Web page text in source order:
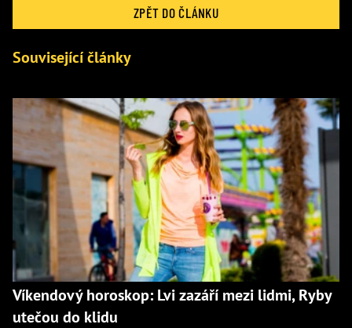
ZPĚT DO ČLÁNKU
Související články
Víkendový horoskop: Lvi zazáří mezi lidmi, Ryby
utečou do klidu